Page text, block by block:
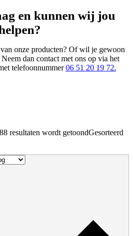
en kunnen wij jou
onze producten? Of wil je gewoon
dan contact met ons op via het
telefoonnummer 06 51 20 19 72.
resultaten wordt getoondGesorteerd